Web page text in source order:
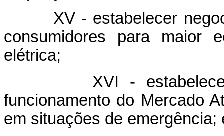
XV - estabelecer
consumidores para maior
elétrica;
XVI - estabelecer
funcionamento do Mercado
em situações de emergência;